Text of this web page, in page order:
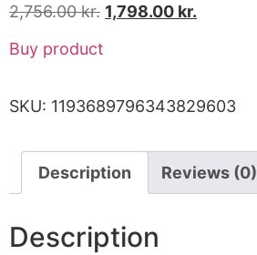
2,756.00kr. 1,798.00 kr.
Buy product
SKU: 1193689796343829603
Description Reviews (0)
Description